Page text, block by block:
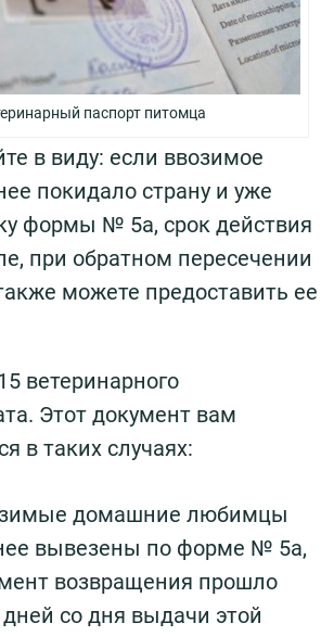
паспорт питомца
в виду: если ввозимое
покидало страну и уже
формы № 5а, срок действия
при обратном пересечении
можете предоставить ее
ветеринарного
Этот документ вам
в таких случаях:
домашние любимцы
вывезены по форме № 5а,
возвращения прошло
со дня выдачи этой